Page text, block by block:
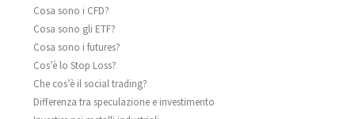
Cosa sono i CFD?
Cosa sono gli ETF?
Cosa sono i futures?
Cos’è lo Stop Loss?
Che cos’è il social trading?
Differenza tra speculazione e investimento